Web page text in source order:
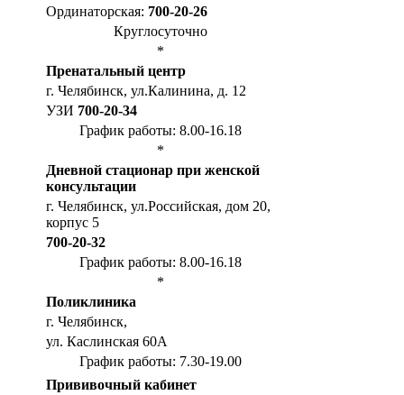
Ординаторская: 700-20-26
Круглосуточно
*
Пренатальный центр
г. Челябинск, ул.Калинина, д. 12
УЗИ 700-20-34
График работы: 8.00-16.18
*
Дневной стационар при женской
консультации
г. Челябинск, ул.Российская, дом 20,
корпус 5
700-20-32
График работы: 8.00-16.18
*
Поликлиника
г. Челябинск,
ул. Каслинская 60А
График работы: 7.30-19.00
Прививочный кабинет